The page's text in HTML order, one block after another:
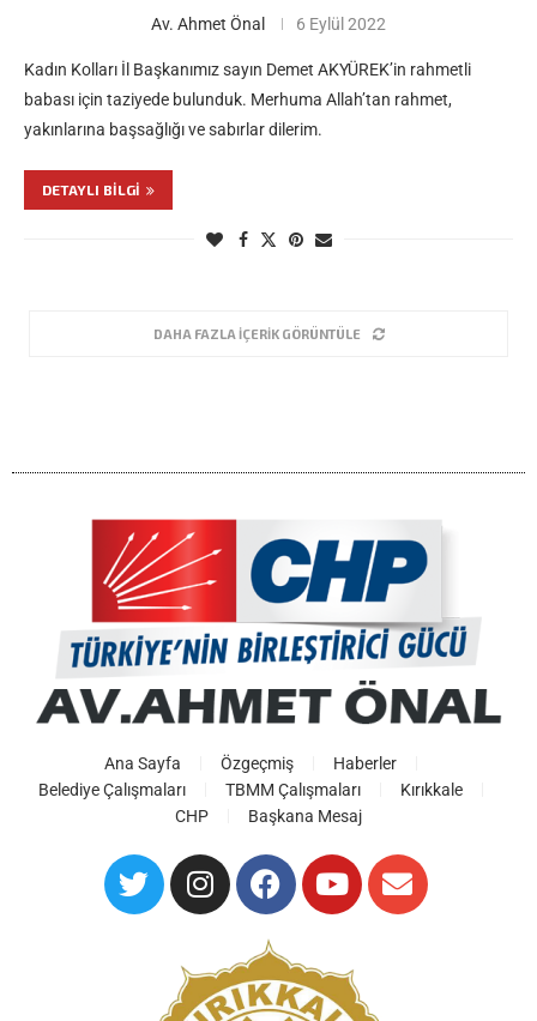
Av. Ahmet Önal 6 Eylül 2022
Kadın Kolları İl Başkanımız sayın Demet AKYÜREK’in rahmetli
babası için taziyede bulunduk. Merhuma Allah’tan rahmet,
yakınlarına başsağlığı ve sabırlar dilerim.
DETAYLI BILGI
DAHA FAZLA İÇERIK GÖRÜNTÜLE
Ana Sayfa Özgeçmiş
Haberler
Belediye Çalışmaları
TBMM Çalışmaları
Kırıkkale
CHP
Başkana Mesaj